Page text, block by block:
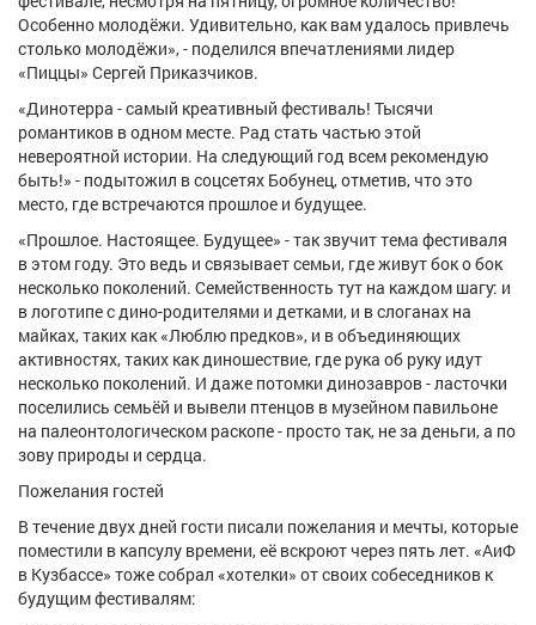
Особенно молодёжи. Удивительно, как вам удалось привлечь
столько молодёжи», - поделился впечатлениями лидер
«Пиццы» Сергей Приказчиков.
«Динотерра - самый креативный фестиваль! Тысячи
романтиков в одном месте. Рад стать частью этой
невероятной истории. На следующий год всем рекомендую
быть!» - подытожил в соцсетях Бобунец, отметив, что это
место, где встречаются прошлое и будущее.
«Прошлое. Настоящее. Будущее» - так звучит тема фестиваля
в этом году. Это ведь и связывает семьи, где живут бок о бок
несколько поколений. Семейственность тут на каждом шагу: и
в логотипе с дино-родителями и детками, и в слоганах на
майках, таких как «Люблю предков», и в объединяющих
активностях, таких как диношествие, где рука об руку идут
несколько поколений. И даже потомки динозавров - ласточки
поселились семьёй и вывели птенцов в музейном павильоне
на палеонтологическом раскопе - просто так, не за деньги, а по
зову природы и сердца.
Пожелания гостей
В течение двух дней гости писали пожелания и мечты, которые
поместили в капсулу времени, её вскроют через пять лет. «АиФ
в Кузбассе» тоже собрал «хотелки» от своих собеседников к
будущим фестивалям: